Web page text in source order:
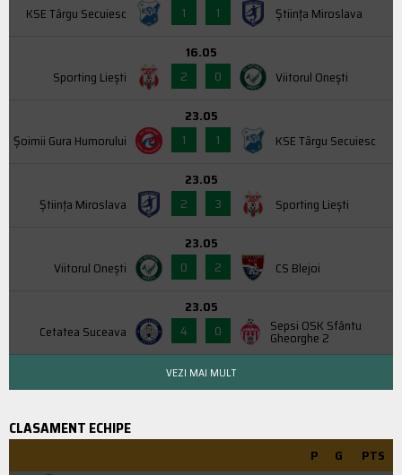
KSE Târgu Secuiesc
1
1 Știința Miroslava
Sporting Liești
16.05
2
0 Viitorul Onești
Şoimii Gura Humorului
23.05
1
1 KSE Târgu Secuiesc
Știința Miroslava
23.05
2
3 Sporting Liești
Viitorul Onești
23.05
0
2 CS Blejoi
Cetatea Suceava
23.05
4
0 Sepsi OSK Sfântu
Gheorghe 2
VEZI MAI MULT
CLASAMENT ECHIPE
P G PTS